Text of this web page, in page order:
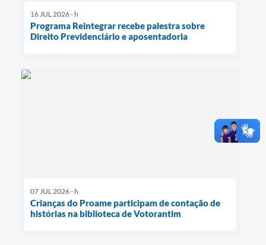
16 JUL 2026 - h
Programa Reintegrar recebe palestra sobre
Direito Previdenciário e aposentadoria
07 JUL 2026 - h
Crianças do Proame participam de contação de
histórias na biblioteca de Votorantim